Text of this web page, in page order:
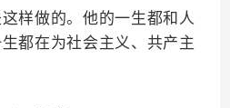
样做的。他的一生都和人
都在为社会主义、共产主